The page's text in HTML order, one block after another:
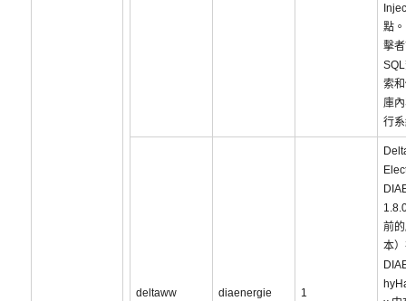
點
擊
索
庫
行
deltaww diaenergie 1
前
本